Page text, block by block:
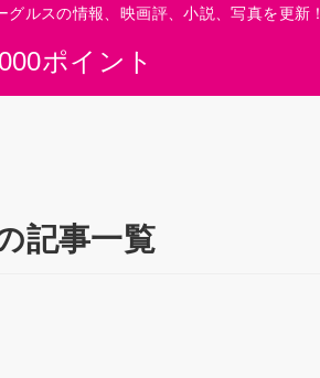
ポイント
ルスの情報、映画評、小説、写真を更新！
記事一覧